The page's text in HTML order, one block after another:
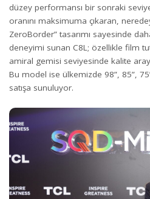
düzey performansı bir sonraki
oranını maksimuma çıkaran,
ZeroBorder” tasarımı sayesinde
deneyimi sunan C8L; özellikle film
amiral gemisi seviyesinde kalite
Bu model ise ülkemizde 98”, 85”,
satışa sunuluyor.